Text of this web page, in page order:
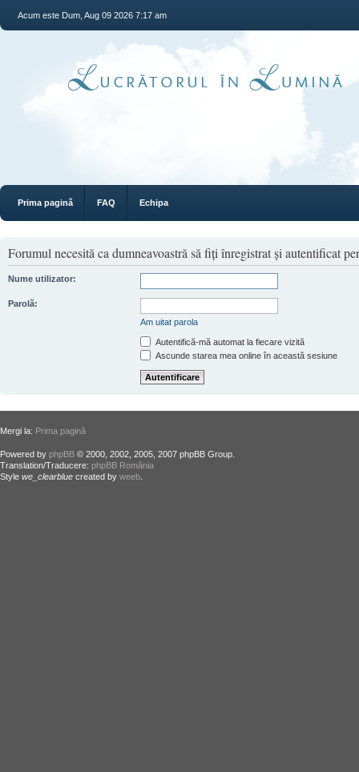
Acum este Dum, Aug 09 2026 7:17 am
Prima pagină FAQ Echipa
Forumul necesită ca dumneavoastră să fiţi înregistrat şi autentificat
Nume utilizator:
Parolă:
Am uitat parola
Autentifică-mă automat la fiecare vizită
Ascunde starea mea online în această sesiune
Mergi la: Prima pagină
Powered by phpBB © 2000, 2002, 2005, 2007 phpBB Group.
Translation/Traducere: phpBB România
Style we_clearblue created by weeb